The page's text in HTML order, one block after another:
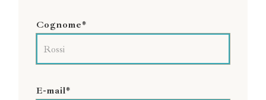
Cognome*
E-mail*